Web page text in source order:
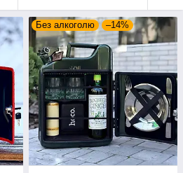
Без алкоголю –14%